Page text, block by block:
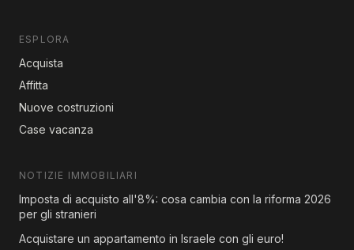
ESPLORA
Acquista
Affitta
Nuove costruzioni
Case vacanza
NOTIZIE IMMOBILIARI
Imposta di acquisto all'8%: cosa cambia con la riforma 2026
per gli stranieri
Acquistare un appartamento in Israele con gli euro!